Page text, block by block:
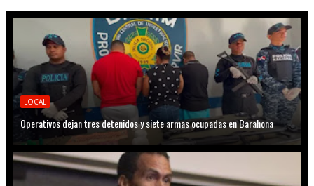
LOCAL
Operativos dejan tres detenidos y siete armas ocupadas en Barahona